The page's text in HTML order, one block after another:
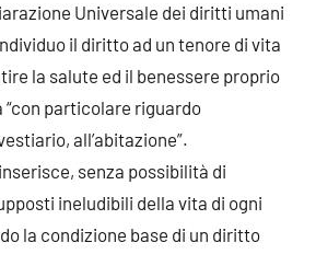
Universale dei diritti umani
il diritto ad un tenore di vita
la salute ed il benessere proprio
“con particolare riguardo
all’abitazione”.
senza possibilità di
ineludibili della vita di ogni
la condizione base di un diritto